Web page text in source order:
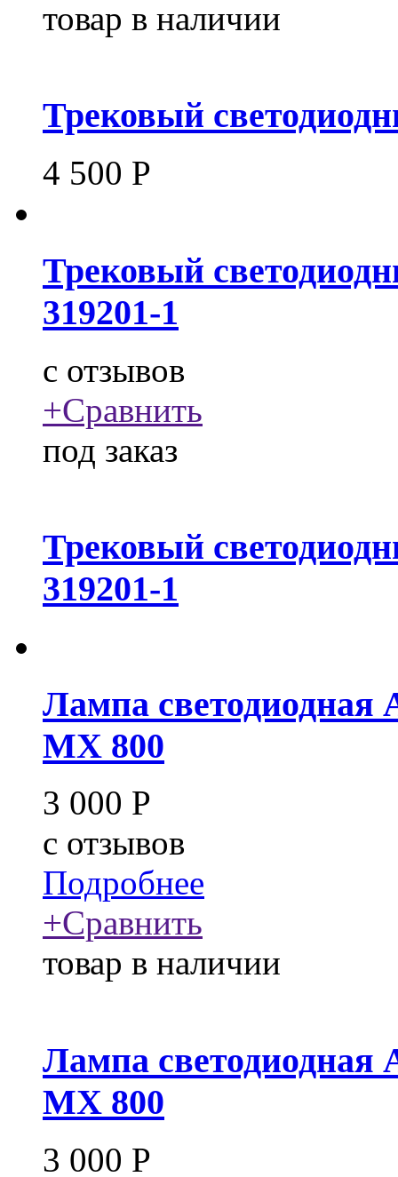
товар в наличии
Трековый
4 500 Р
Трековый
319201-1
c отзывов
+Сравнить
под заказ
Трековый
319201-1
Лампа
MX 800
3 000 Р
c отзывов
Подробнее
+Сравнить
товар в наличии
Лампа
MX 800
3 000 Р